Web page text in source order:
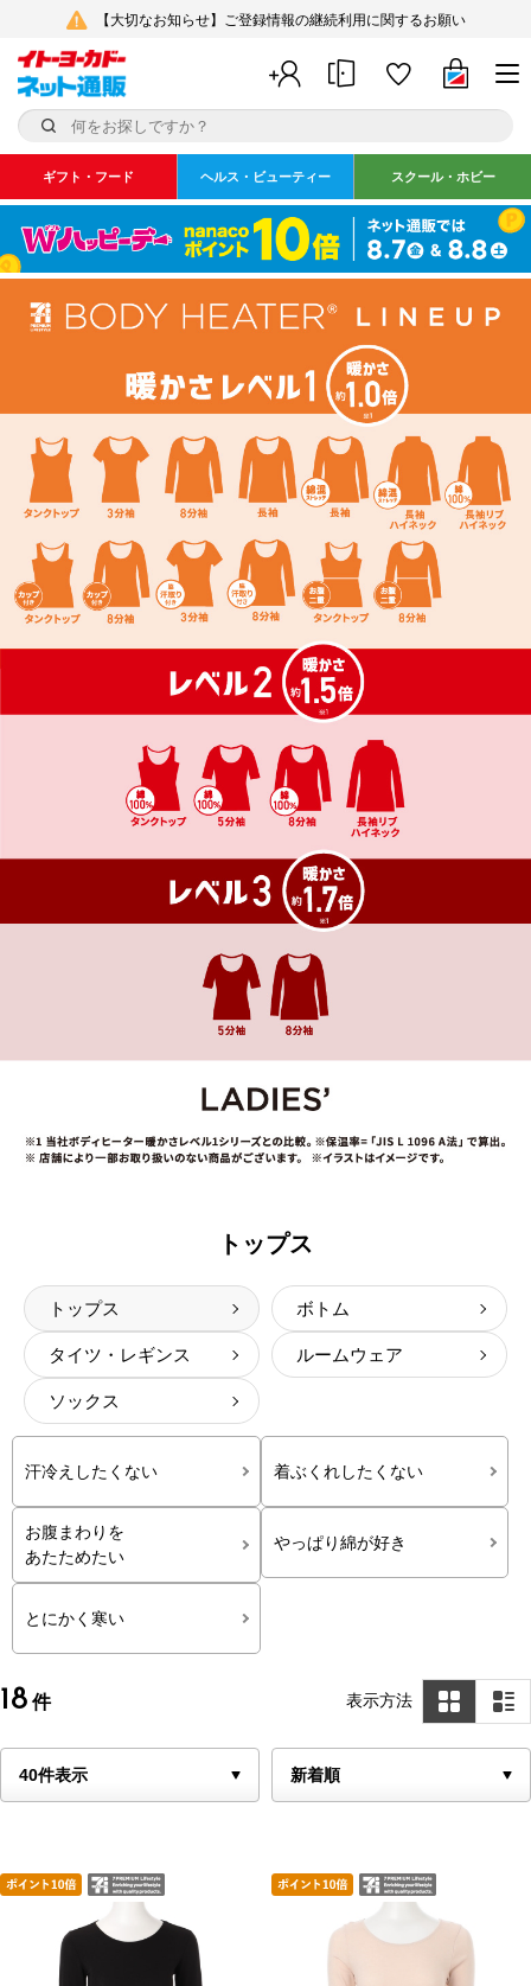
【大切なお知らせ】ご登録情報の継続利用に関するお願い
ギフト・フード ヘルス・ビューティー スクール・ホビー
トップス
トップス ボトム
タイツ・レギンス ルームウェア
ソックス
汗冷えしたくない 着ぶくれしたくない
お腹まわりを
あたためたい
やっぱり綿が好き
とにかく寒い
18 件 表示方法